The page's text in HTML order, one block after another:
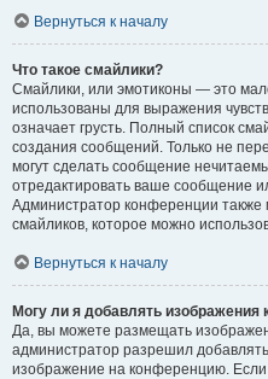
Вернуться к началу
Что такое смайлики?
Смайлики, или эмотиконы — это
использованы для выражения
означает грусть. Полный список
создания сообщений. Только не
могут сделать сообщение
отредактировать ваше сообщение
Администратор конференции также
смайликов, которое можно
Вернуться к началу
Могу ли я добавлять изображения
Да, вы можете размещать
администратор разрешил
изображение на конференцию.